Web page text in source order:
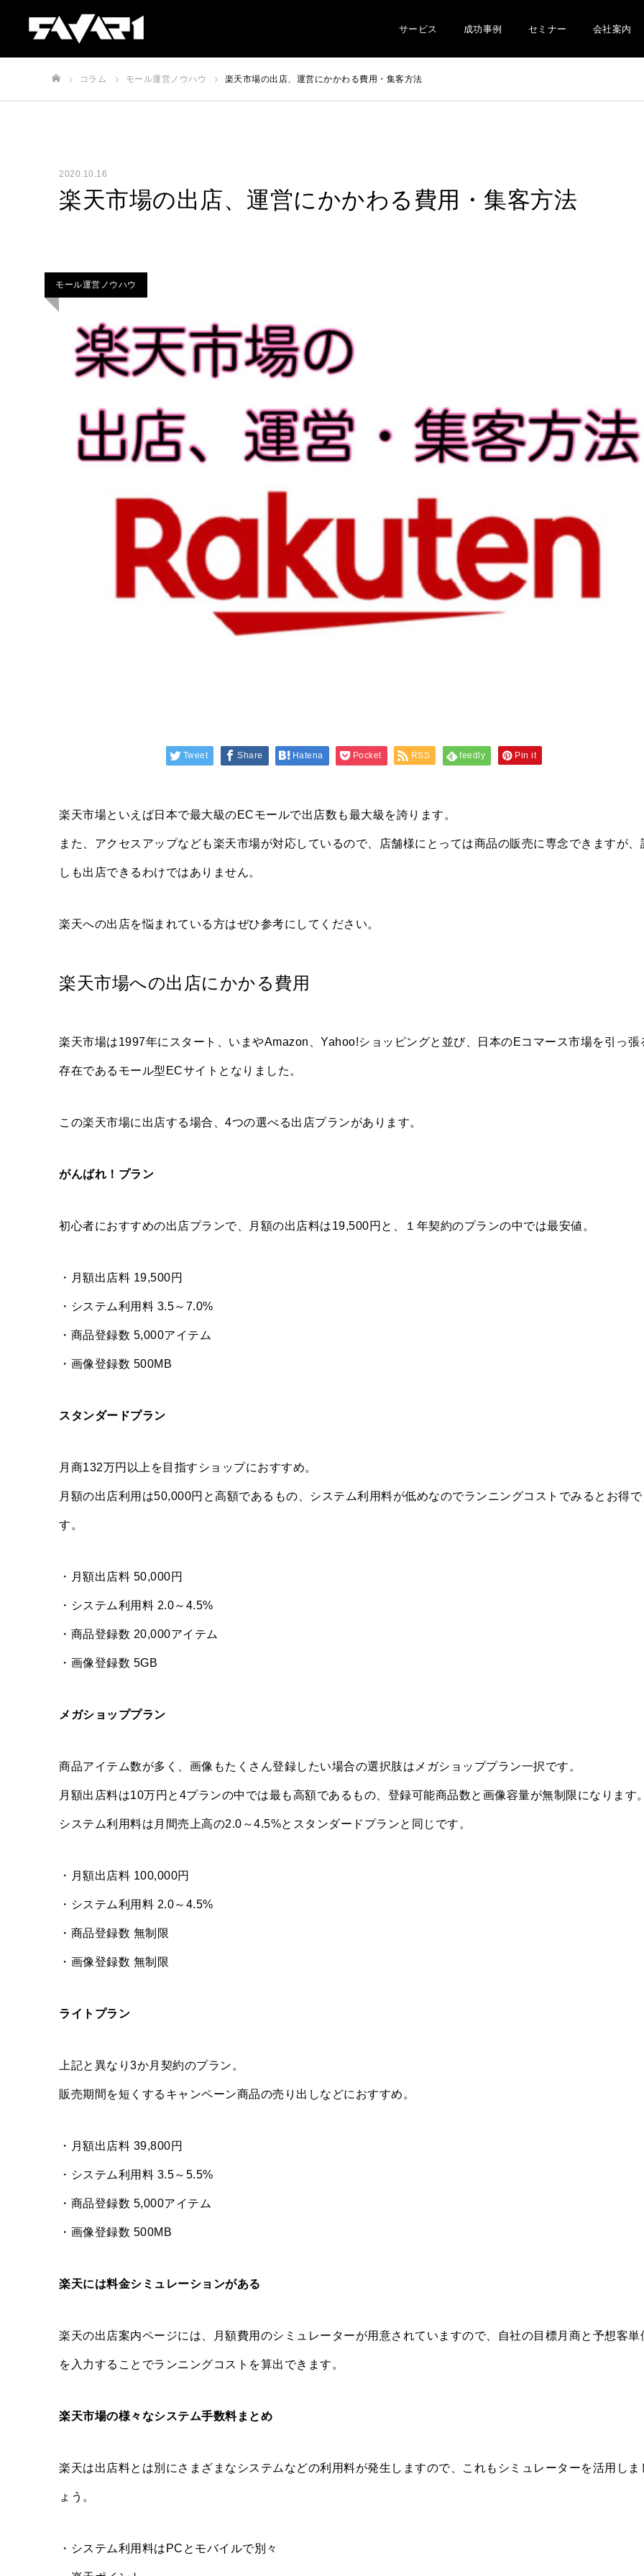
サービス 成功事例 セミナー 会社案内
コラム モール運営ノウハウ 楽天市場の出店、運営にかかわる費用・集客方法
2020.10.16
楽天市場の出店、運営にかかわる費用・集客方法
モール運営ノウハウ
Tweet Share Hatena Pocket RSS feedly Pin it
楽天市場といえば日本で最大級のECモールで出店数も最大級を誇ります。
また、アクセスアップなども楽天市場が対応しているので、店舗様にとっては商品の販売に専念できますが、
しも出店できるわけではありません。
楽天への出店を悩まれている方はぜひ参考にしてください。
楽天市場への出店にかかる費用
楽天市場は1997年にスタート、いまやAmazon、Yahoo!ショッピングと並び、日本のEコマース市場を引っ張
存在であるモール型ECサイトとなりました。
この楽天市場に出店する場合、4つの選べる出店プランがあります。
がんばれ！プラン
初心者におすすめの出店プランで、月額の出店料は19,500円と、１年契約のプランの中では最安値。
・月額出店料 19,500円
・システム利用料 3.5～7.0%
・商品登録数 5,000アイテム
・画像登録数 500MB
スタンダードプラン
月商132万円以上を目指すショップにおすすめ。
月額の出店利用は50,000円と高額であるもの、システム利用料が低めなのでランニングコストでみるとお得で
す。
・月額出店料 50,000円
・システム利用料 2.0～4.5%
・商品登録数 20,000アイテム
・画像登録数 5GB
メガショッププラン
商品アイテム数が多く、画像もたくさん登録したい場合の選択肢はメガショッププラン一択です。
月額出店料は10万円と4プランの中では最も高額であるもの、登録可能商品数と画像容量が無制限になります
システム利用料は月間売上高の2.0～4.5%とスタンダードプランと同じです。
・月額出店料 100,000円
・システム利用料 2.0～4.5%
・商品登録数 無制限
・画像登録数 無制限
ライトプラン
上記と異なり3か月契約のプラン。
販売期間を短くするキャンペーン商品の売り出しなどにおすすめ。
・月額出店料 39,800円
・システム利用料 3.5～5.5%
・商品登録数 5,000アイテム
・画像登録数 500MB
楽天には料金シミュレーションがある
楽天の出店案内ページには、月額費用のシミュレーターが用意されていますので、自社の目標月商と予想客単
を入力することでランニングコストを算出できます。
楽天市場の様々なシステム手数料まとめ
楽天は出店料とは別にさまざまなシステムなどの利用料が発生しますので、これもシミュレーターを活用しま
ょう。
・システム利用料はPCとモバイルで別々